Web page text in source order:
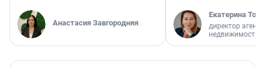
Анастасия Завгородняя
Екатерина
директор
недвижимости